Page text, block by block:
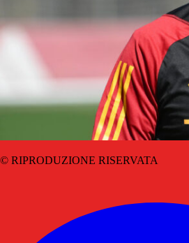
© RIPRODUZIONE RISERVATA